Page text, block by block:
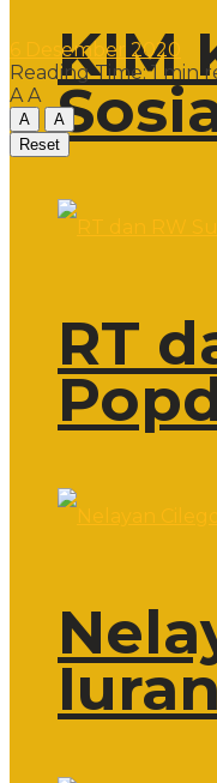
KIM
RT
6 Desember 2020
Reading Time: 1 min
A A
A
A
Reset